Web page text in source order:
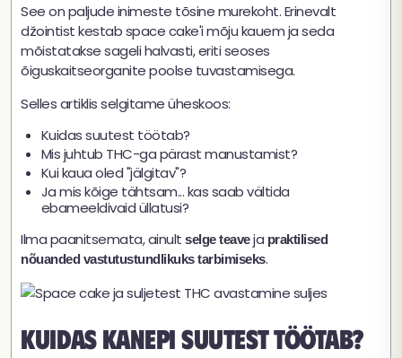
See on paljude inimeste tõsine murekoht. Erinevalt
džointist kestab space cake'i mõju kauem ja seda
mõistatakse sageli halvasti, eriti seoses
õiguskaitseorganite poolse tuvastamisega.
Selles artiklis selgitame üheskoos:
Kuidas suutest töötab?
Mis juhtub THC-ga pärast manustamist?
Kui kaua oled "jälgitav"?
Ja mis kõige tähtsam... kas saab vältida
ebameeldivaid üllatusi?
Ilma paanitsemata, ainult selge teaveja praktilised
nõuanded vastutustundlikuks tarbimiseks.
Kuidas kanepi suutest töötab?